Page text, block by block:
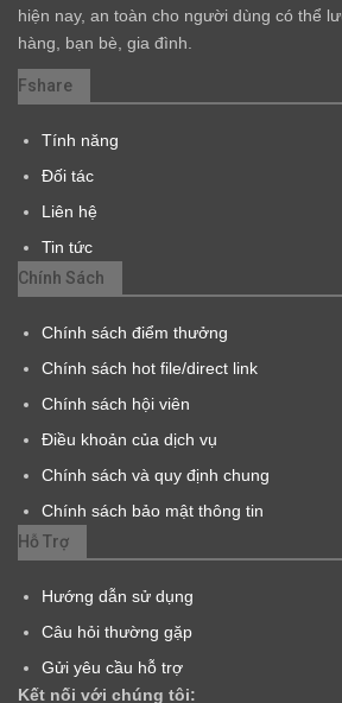
hiện nay, an toàn cho người dùng có thể
hàng, bạn bè, gia đình.
Fshare
Tính năng
Đối tác
Liên hệ
Tin tức
Chính Sách
Chính sách điểm thưởng
Chính sách hot file/direct link
Chính sách hội viên
Điều khoản của dịch vụ
Chính sách và quy định chung
Chính sách bảo mật thông tin
Hỗ Trợ
Hướng dẫn sử dụng
Câu hỏi thường gặp
Gửi yêu cầu hỗ trợ
Kết nối với chúng tôi: